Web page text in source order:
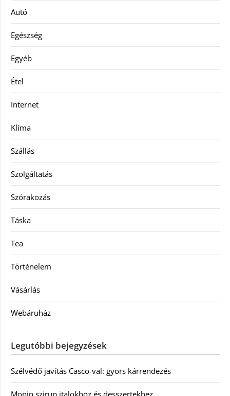
Autó
Egészség
Egyéb
Étel
Internet
Klíma
Szállás
Szolgáltatás
Szórakozás
Táska
Tea
Történelem
Vásárlás
Webáruház
Legutóbbi bejegyzések
Szélvédő javítás Casco-val: gyors kárrendezés
Monin szirup italokhoz és desszertekhez